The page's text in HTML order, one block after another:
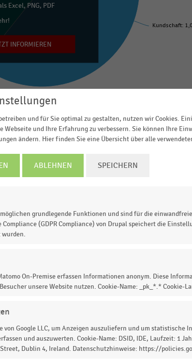
Kundschaft: 1,0
Excel, PNG, PDF
INFORMIEREN
Inventurdifferenzen in den Unternehmen des
Die Daten beruhen auf der
Einzelhandel im Rahmen der Studie
der Handelsexperten entfallen im Durchschnitt
im deutschen Einzelhandel auf
Statistik? Jetzt einloggen oderinformieren
und für Sie optimal zu gestalten, nutzen wir Cookies.
Webseite und Ihre Erfahrung zu verbessern. Sie können Ihre
ändern. Hier finden Sie eine Übersicht über alle
ABLEHNEN SPEICHERN
grundlegende Funktionen und sind für die
(GDPR Compliance) von Drupal speichert die
wurden.
On-Premise erfassen Informationen anonym. Diese
unsere Website nutzen. Cookie-Name: _pk_*.* Cookie-
von Google LLC, um Anzeigen auszuliefern und um statistische
und auszuwerten. Cookie-Name: DSID, IDE, Laufzeit: 1
Street, Dublin 4, Ireland. Datenschutzhinweise: https://